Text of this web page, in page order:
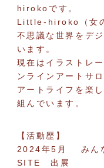
hirokoです。
Little-hiroko（女
不思議な世界をデ
います。
現在はイラストレ
ンラインアートサ
アートライフを楽
組んでいます。
【活動歴】
2024年5月 みん
SITE 出展